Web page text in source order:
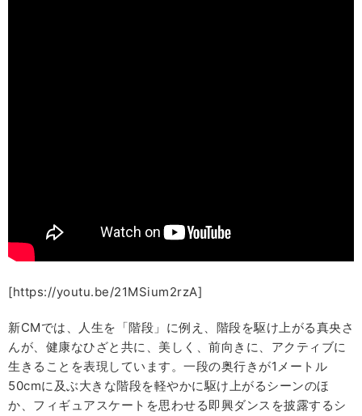
[https://youtu.be/21MSium2rzA]
新CMでは、人生を「階段」に例え、階段を駆け上がる真央さ
んが、健康なひざと共に、美しく、前向きに、アクティブに
生きることを表現しています。一段の奥行きが1メートル
50cmに及ぶ大きな階段を軽やかに駆け上がるシーンのほ
か、フィギュアスケートを思わせる即興ダンスを披露するシ